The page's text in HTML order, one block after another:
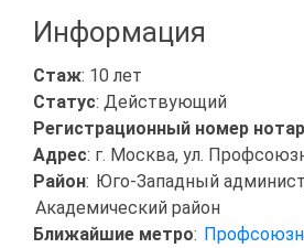
Информация
Стаж: 10 лет
Статус: Действующий
Регистрационный номер
Адрес: г. Москва, ул.
Район: Юго-Западный
Академический район
Ближайшие метро: